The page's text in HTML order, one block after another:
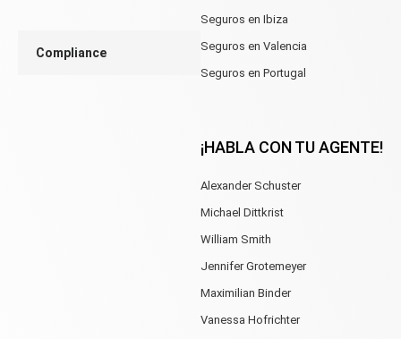
Compliance
Seguros en Ibiza
Seguros en Valencia
Seguros en Portugal
¡HABLA CON TU AGENTE!
Alexander Schuster
Michael Dittkrist
William Smith
Jennifer Grotemeyer
Maximilian Binder
Vanessa Hofrichter